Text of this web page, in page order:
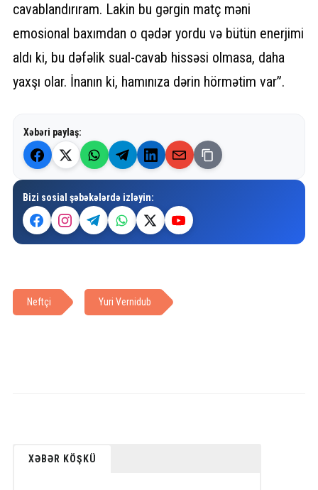
cavablandırıram. Lakin bu gərgin matç məni
emosional baxımdan o qədər yordu və bütün enerjimi
aldı ki, bu dəfəlik sual-cavab hissəsi olmasa, daha
yaxşı olar. İnanın ki, hamınıza dərin hörmətim var”.
Xəbəri paylaş:
Bizi sosial şəbəkələrdə izləyin:
Neftçi Yuri Vernidub
XƏBƏR KÖŞKÜ